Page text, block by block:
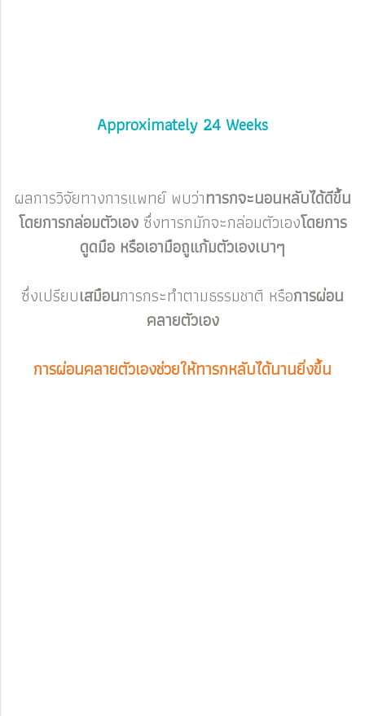
Approximately 24 Weeks
ผลการวิจัยทางการแพทย์ พบว่าทารกจะนอนหลับได้ดีขึ้น
โดยการกล่อมตัวเองซึ่งทารกมักจะกล่อมตัวเองโดยการ
ดูดมือ หรือเอามือถูแก้มตัวเองเบาๆ
ซึ่งเปรียบเสมือนการกระทำตามธรรมชาติ หรือการผ่อน
คลายตัวเอง
การผ่อนคลายตัวเองช่วยให้ทารกหลับได้นานยิ่งขึ้น